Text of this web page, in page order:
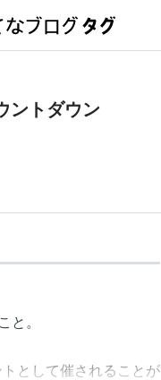
ントダウン
と。
として催されることが